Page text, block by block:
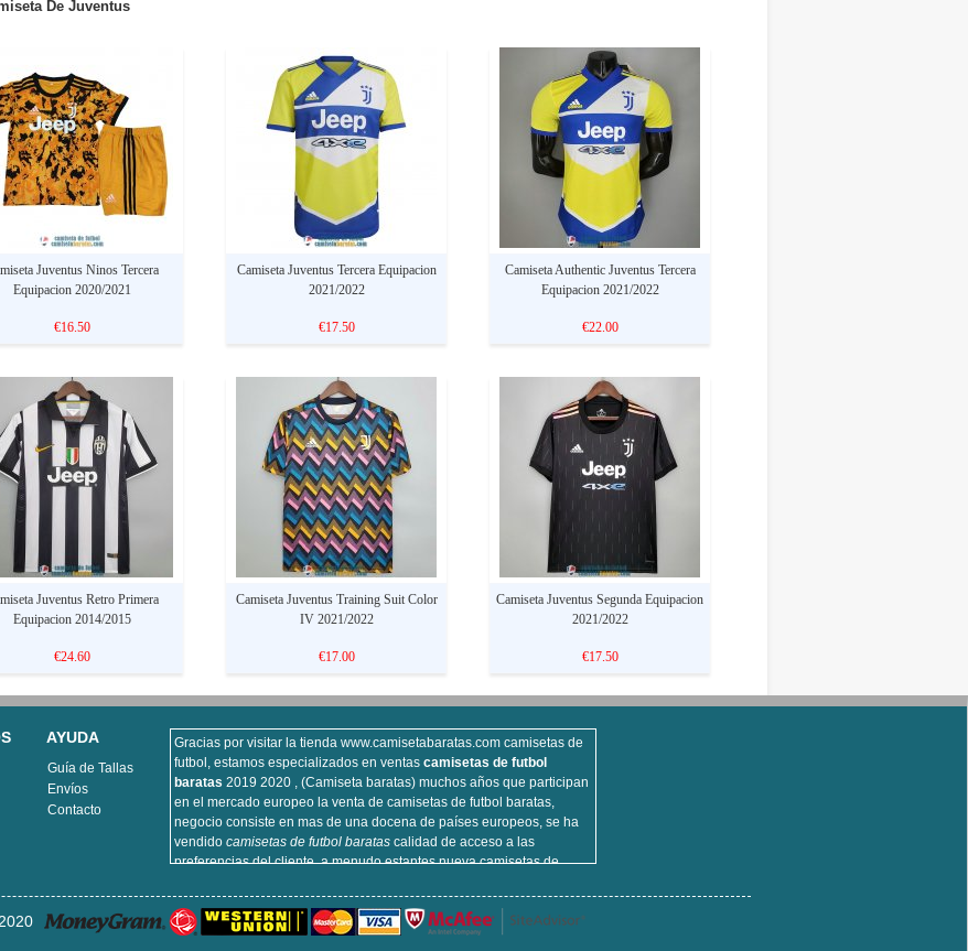
De Juventus
Juventus Ninos Tercera
Equipacion 2020/2021
€16.50
Camiseta Juventus Tercera Equipacion
2021/2022
€17.50
Camiseta Authentic Juventus Tercera
Equipacion 2021/2022
€22.00
Juventus Retro Primera
Equipacion 2014/2015
€24.60
Camiseta Juventus Training Suit Color
IV 2021/2022
€17.00
Camiseta Juventus Segunda Equipacion
2021/2022
€17.50
AYUDA
Guía de Tallas
Envíos
Contacto
Gracias por visitar la tienda www.camisetabaratas.com camisetas de
futbol, estamos especializados en ventas camisetas de futbol
baratas 2019 2020 , (Camiseta baratas) muchos años que participan
en el mercado europeo la venta de camisetas de futbol baratas,
negocio consiste en mas de una docena de países europeos, se ha
vendido camisetas de futbol baratas calidad de acceso a las
preferencias del cliente, a menudo estantes nueva camisetas de
incluyendo equipaciones de fútbol del real Madrid, camisetas de
futbol de Barcelona, camisa de futbol Arsenal, y la camisa de fútbol